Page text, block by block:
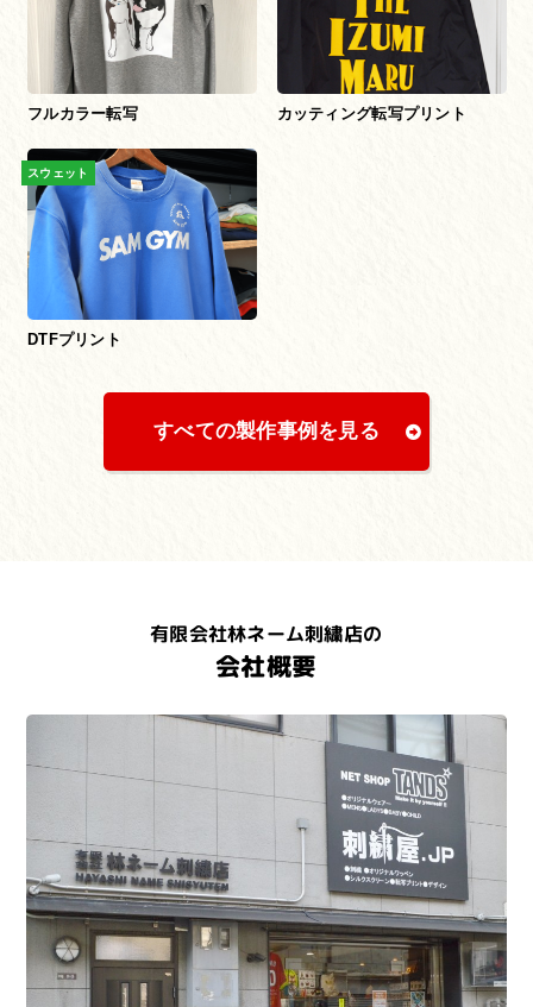
フルカラー転写 カッティング転写プリント
スウェット
DTFプリント
すべての製作事例を見る
有限会社林ネーム刺繍店の
会社概要